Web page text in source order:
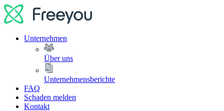
Unternehmen
Über uns
Unternehmensberichte
FAQ
Schaden melden
Kontakt